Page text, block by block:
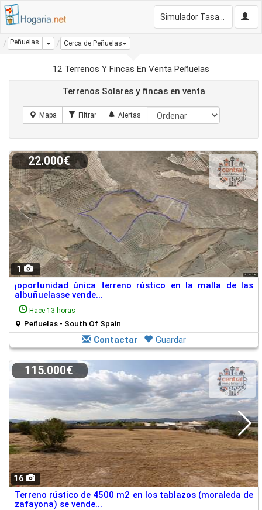
Peñuelas Dropdown
Cerca de Peñuelas
12 Terrenos Y Fincas En Venta Peñuelas
Terrenos Solares y fincas en venta
1
22.000€
¡oportunidad única terreno rústico en la malla de las
albuñuelasse vende...
Hace 13 horas
Peñuelas - South Of Spain
Contactar Guardar
16
115.000€
Terreno rústico de 4500 m2 en los tablazos (moraleda de
zafayona) se vende...